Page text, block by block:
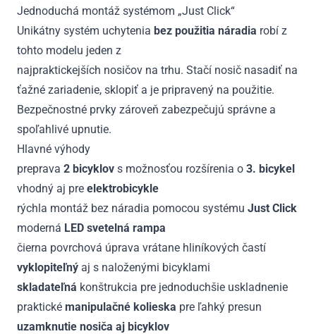
Jednoduchá montáž systémom „Just Click“
Unikátny systém uchytenia bez použitia náradia robí z
tohto modelu jeden z
najpraktickejších nosičov na trhu. Stačí nosič nasadiť na
ťažné zariadenie, sklopiť a je pripravený na použitie.
Bezpečnostné prvky zároveň zabezpečujú správne a
spoľahlivé upnutie.
Hlavné výhody
preprava 2 bicyklov s možnosťou rozšírenia o 3. bicykel
vhodný aj pre elektrobicykle
rýchla montáž bez náradia pomocou systému Just Click
moderná LED svetelná rampa
čierna povrchová úprava vrátane hliníkových častí
vyklopiteľný aj s naloženými bicyklami
skladateľná konštrukcia pre jednoduchšie uskladnenie
praktické manipulačné kolieska pre ľahký presun
uzamknutie nosiča aj bicyklov